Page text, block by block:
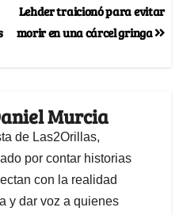
Lehder traicionó para evitar
morir en una cárcel gringa
Murcia
de Las2Orillas,
por contar historias
con la realidad
y dar voz a quienes